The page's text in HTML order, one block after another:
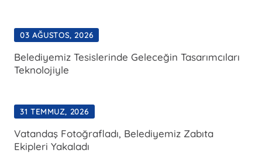
03 AĞUSTOS, 2026
Belediyemiz Tesislerinde Geleceğin Tasarımcıları
Teknolojiyle
31 TEMMUZ, 2026
Vatandaş Fotoğrafladı, Belediyemiz Zabıta
Ekipleri Yakaladı